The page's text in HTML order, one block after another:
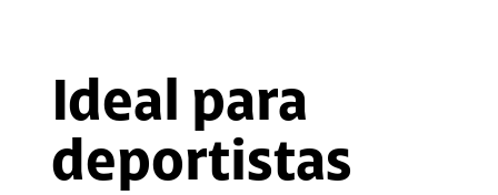
Ideal para
deportistas